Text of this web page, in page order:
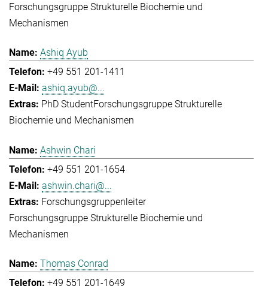
Forschungsgruppe Strukturelle Biochemie und
Mechanismen
Ashiq Ayub
+49 551 201-1411
ashiq.ayub@...
PhD StudentForschungsgruppe Strukturelle
Biochemie und Mechanismen
Ashwin Chari
+49 551 201-1654
ashwin.chari@...
Forschungsgruppenleiter
Forschungsgruppe Strukturelle Biochemie und
Mechanismen
Thomas Conrad
+49 551 201-1649